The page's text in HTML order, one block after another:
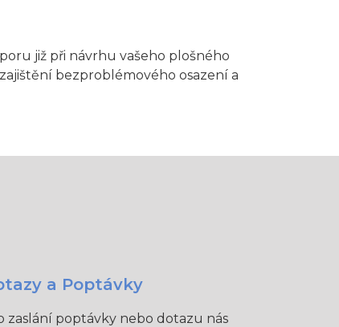
již při návrhu vašeho plošného
bezproblémového osazení a
a Poptávky
zaslání poptávky nebo dotazu nás